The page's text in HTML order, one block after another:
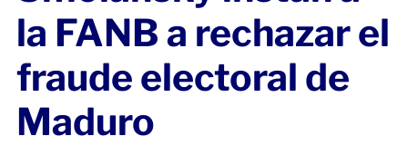
la FANB a rechazar el
fraude electoral de
Maduro